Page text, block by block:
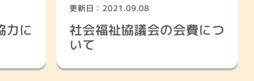
ィアセンター 参加したい
力に
更新日：2021.09.08
社会福祉協議会の会費につ
いて